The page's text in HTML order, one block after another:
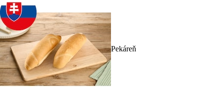
Pekáreň